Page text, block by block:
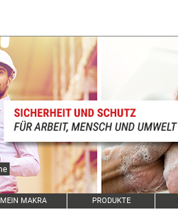
MEIN MAKRA PRODUKTE